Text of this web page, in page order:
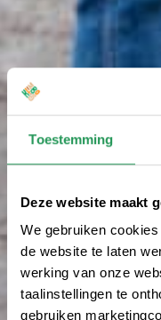
Toestemming
Deze website maakt
We gebruiken
de website te laten
werking van onze
taalinstellingen te
gebruiken